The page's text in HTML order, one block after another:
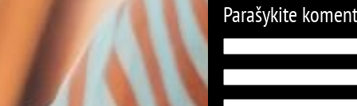
Parašykite